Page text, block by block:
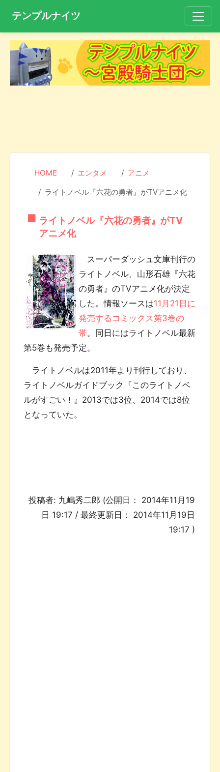
テンプルナイツ
HOME エンタメ アニメ
ライトノベル『六花の勇者』がTVアニメ化
ライトノベル『六花の勇者』がTV
アニメ化
スーパーダッシュ文庫刊行の
ライトノベル、山形石雄『六花
の勇者』のTVアニメ化が決定
した。情報ソースは11月21日に
発売するコミックス第3巻の
帯。同日にはライトノベル最新
第5巻も発売予定。
ライトノベルは2011年より刊行しており、
ライトノベルガイドブック『このライトノベ
ルがすごい！』2013では3位、2014では8位
となっていた。
投稿者: 九嶋秀二郎 (公開日： 2014年11月19
日 19:17 / 最終更新日： 2014年11月19日
19:17 )